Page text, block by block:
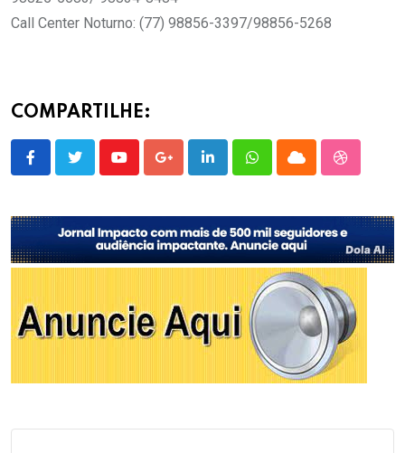
Call Center Noturno: (77) 98856-3397/98856-5268
COMPARTILHE:
YoutubeGoogle+LinkedInWhatsappCloud